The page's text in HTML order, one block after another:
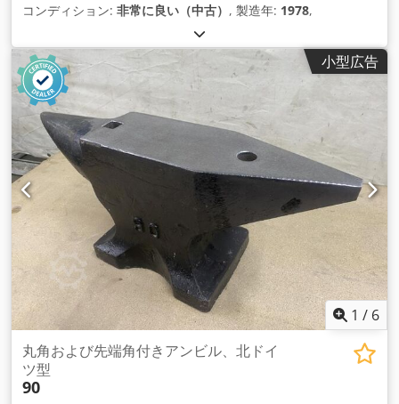
コンディション: 非常に良い（中古） , 製造年: 1978,
小型広告
1 / 6
丸角および先端角付きアンビル、北ドイ
ツ型
90